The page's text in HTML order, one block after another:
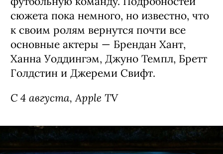
сюжета пока немного, но известно, что
к своим ролям вернутся почти все
основные актеры — Брендан Хант,
Ханна Уоддингэм, Джуно Темпл, Бретт
Голдстин и Джереми Свифт.
С 4 августа, Apple TV